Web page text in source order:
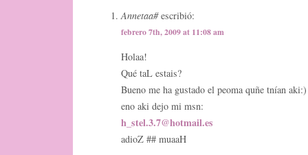
Annetaa#escribió:
febrero 7th, 2009 at 11:08 am
Holaa!
Qué taL estais?
Bueno me ha gustado el peoma quñe tnían aki:)
eno aki dejo mi msn:
h_stel.3.7@hotmail.es
adioZ ## muaaH